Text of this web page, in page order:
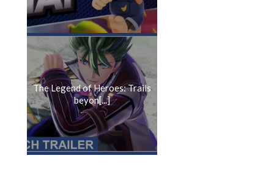
The Legend of Heroes: Trails
beyon[...]